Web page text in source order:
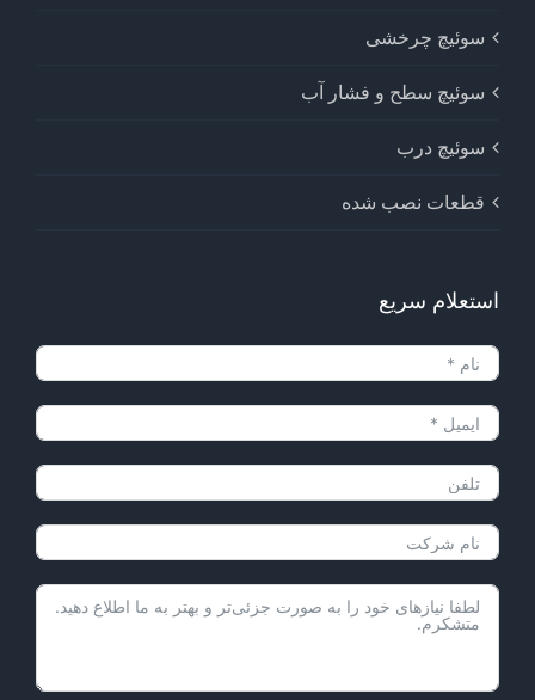
سوئیچ چرخشی
سوئیچ سطح و فشار آب
سوئیچ درب
قطعات نصب شده
استعلام سریع